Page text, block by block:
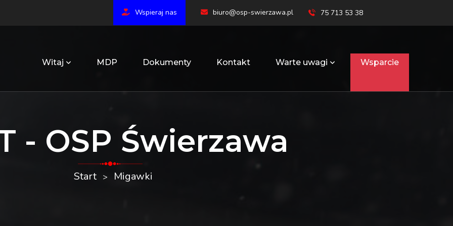
Wspieraj nas biuro@osp-swierzawa.pl 75 713 53 38
Witaj MDP Dokumenty Kontakt Warte uwagi Wsparcie
- OSP Świerzawa
Start Migawki